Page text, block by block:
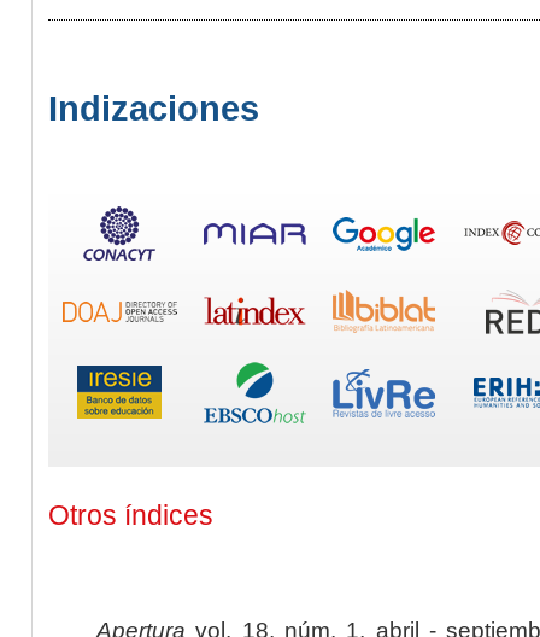
Indizaciones
Otros índices
Apertura vol. 18, núm. 1, abril -